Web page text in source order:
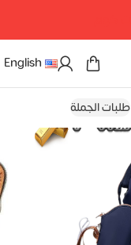
English
طلبات الجملة